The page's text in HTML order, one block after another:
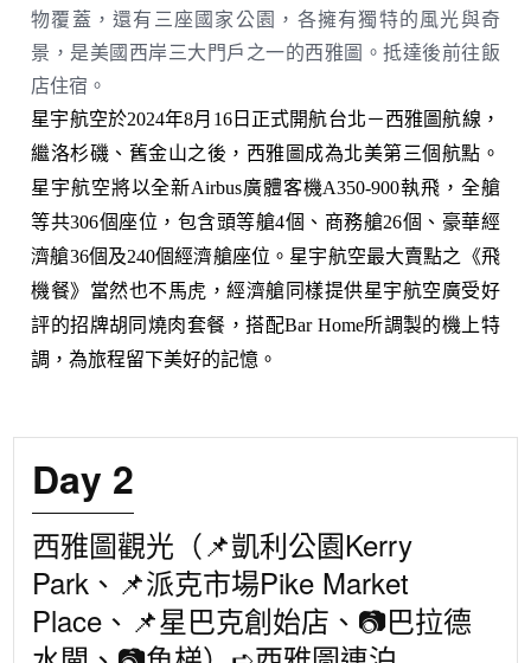
物覆蓋，還有三座國家公園，各擁有獨特的風光與奇
景，是美國西岸三大門戶之一的西雅圖。抵達後前往飯
店住宿。
星宇航空於2024年8月16日正式開航台北－西雅圖航線，
繼洛杉磯、舊金山之後，西雅圖成為北美第三個航點。
星宇航空將以全新Airbus廣體客機A350-900執飛，全艙
等共306個座位，包含頭等艙4個、商務艙26個、豪華經
濟艙36個及240個經濟艙座位。星宇航空最大賣點之《飛
機餐》當然也不馬虎，經濟艙同樣提供星宇航空廣受好
評的招牌胡同燒肉套餐，搭配Bar Home所調製的機上特
調，為旅程留下美好的記憶。
Day 2
西雅圖觀光（📌凱利公園Kerry
Park、📌派克市場Pike Market
Place、📌星巴克創始店、📷巴拉德